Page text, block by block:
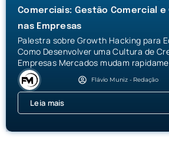
Comerciais: Gestão Comercial
nas Empresas
Palestra sobre Growth Hacking para
Como Desenvolver uma Cultura de
Empresas Mercados mudam
Flávio Muniz - Redação
Leia mais